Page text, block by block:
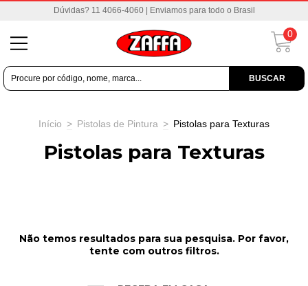
Dúvidas? 11 4066-4060 | Enviamos para todo o Brasil
BUSCAR
0
Início > Pistolas de Pintura > Pistolas para Texturas
Pistolas para Texturas
Não temos resultados para sua pesquisa. Por favor,
tente com outros filtros.